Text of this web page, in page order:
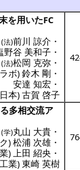
を用いたFC
(法)前川 諒介 ・
野谷 美和子・
(法)松岡 克弥・
ボ) 鈴木 剛・
安達 知宏 ・
本) 古賀 啓子
多相交流ア
(学)丸山 大貴・
) 松浦 次雄・
) 上田 紹央・
業) 東崎 英樹